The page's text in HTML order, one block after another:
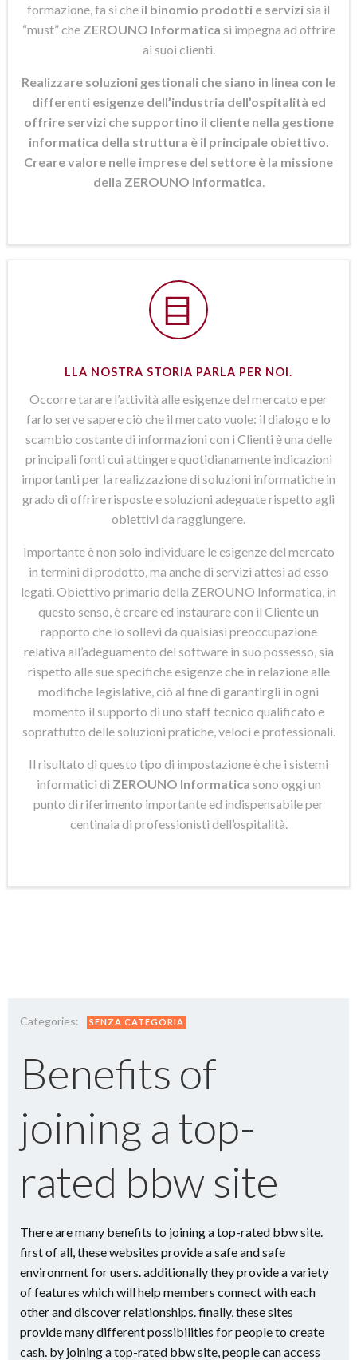
formazione, fa si che il binomio prodotti e servizisia il
“must” che ZEROUNO Informatica si impegna ad offrire
ai suoi clienti.
Realizzare soluzioni gestionali che siano in linea con le
differenti esigenze dell’industria dell’ospitalità ed
offrire servizi che supportino il cliente nella gestione
informatica della struttura è il principale obiettivo.
Creare valore nelle imprese del settore è la missione
della ZEROUNO Informatica
LLA NOSTRA STORIA PARLA PER NOI.
Occorre tarare l’attività alle esigenze del mercato e per
farlo serve sapere ciò che il mercato vuole: il dialogo e lo
scambio costante di informazioni con i Clienti è una delle
principali fonti cui attingere quotidianamente indicazioni
importanti per la realizzazione di soluzioni informatiche in
grado di offrire risposte e soluzioni adeguate rispetto agli
obiettivi da raggiungere.
Importante è non solo individuare le esigenze del mercato
in termini di prodotto, ma anche di servizi attesi ad esso
legati. Obiettivo primario della ZEROUNO Informatica, in
questo senso, è creare ed instaurare con il Cliente un
rapporto che lo sollevi da qualsiasi preoccupazione
relativa all’adeguamento del software in suo possesso, sia
rispetto alle sue specifiche esigenze che in relazione alle
modifiche legislative, ciò al fine di garantirgli in ogni
momento il supporto di uno staff tecnico qualificato e
soprattutto delle soluzioni pratiche, veloci e professionali.
Il risultato di questo tipo di impostazione è che i sistemi
informatici di ZEROUNO Informatica sono oggi un
punto di riferimento importante ed indispensabile per
centinaia di professionisti dell’ospitalità.
Categories: SENZA CATEGORIA
Benefits of
joining a top-
rated bbw site
There are many benefits to joining a top-rated bbw site.
first of all, these websites provide a safe and safe
environment for users. additionally they provide a variety
of features which will help members connect with each
other and discover relationships. finally, these sites
provide many different possibilities for people to create
cash. by joining a top-rated bbw site, people can access